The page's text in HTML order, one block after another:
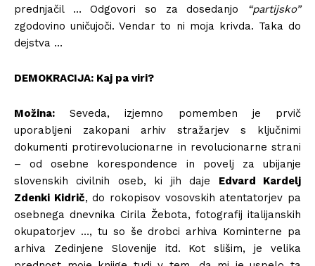
prednjačil … Odgovori so za dosedanjo
“partijsko”
zgodovino uničujoči. Vendar to ni moja krivda. Taka do
dejstva …
DEMOKRACIJA: Kaj pa viri?
Možina: Seveda, izjemno pomemben je prvič
uporabljeni zakopani arhiv stražarjev s ključnimi
dokumenti protirevolucionarne in revolucionarne strani
– od osebne korespondence in povelj za ubijanje
slovenskih civilnih oseb, ki jih daje Edvard Kardelj
Zdenki Kidrič, do rokopisov vosovskih atentatorjev pa
osebnega dnevnika Cirila Žebota, fotografij italijanskih
okupatorjev …, tu so še drobci arhiva Kominterne pa
arhiva Zedinjene Slovenije itd. Kot slišim, je velika